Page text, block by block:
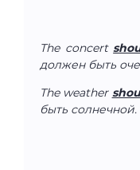
The concert
должен быть
The weather
быть солнечной.